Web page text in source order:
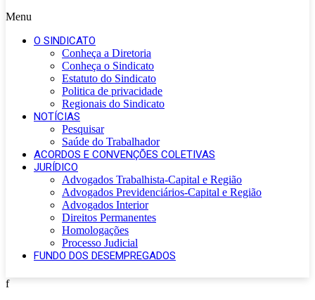
Menu
O SINDICATO
Conheça a Diretoria
Conheça o Sindicato
Estatuto do Sindicato
Politica de privacidade
Regionais do Sindicato
NOTÍCIAS
Pesquisar
Saúde do Trabalhador
ACORDOS E CONVENÇÕES COLETIVAS
JURÍDICO
Advogados Trabalhista-Capital e Região
Advogados Previdenciários-Capital e Região
Advogados Interior
Direitos Permanentes
Homologações
Processo Judicial
FUNDO DOS DESEMPREGADOS
f